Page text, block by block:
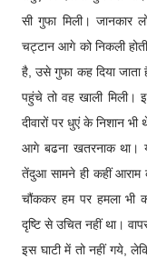
सी गुफा मिली। जानकार
चट्टान आगे को निकली
है, उसे गुफा कह दिया
पहुंचे तो वह खाली मिली।
दीवारों पर धुएं के निशान
आगे बढना खतरनाक था।
तेंदुआ सामने ही कहीं आराम
चौंककर हम पर हमला भी
दृष्टि से उचित नहीं था।
इस घाटी में तो नहीं गये,